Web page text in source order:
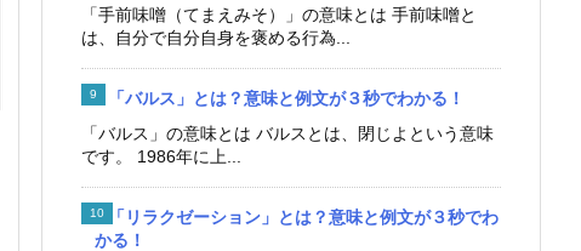
「手前味噌（てまえみそ）」の意味とは 手前味噌と
は、自分で自分自身を褒める行為...
「バルス」とは？意味と例文が３秒でわかる！
「バルス」の意味とは バルスとは、閉じよという意味
です。 1986年に上...
「リラクゼーション」とは？意味と例文が３秒でわ
かる！